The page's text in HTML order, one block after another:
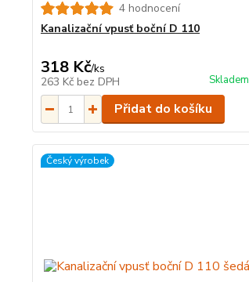
4 hodnocení
Kanalizační vpusť boční D 110
318 Kč/ks
263 Kč bez DPH Skladem
Přidat do košíku
Český výrobek